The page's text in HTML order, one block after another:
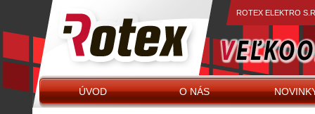
ROTEX ELEKTRO
ÚVOD O NÁS